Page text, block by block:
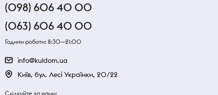
(098) 606 40 00
(063) 606 40 00
Години роботи: 8:30—21:00
info@kuldom.ua
Київ, бул. Лесі Українки, 20/22
Слідкуйте за нами: